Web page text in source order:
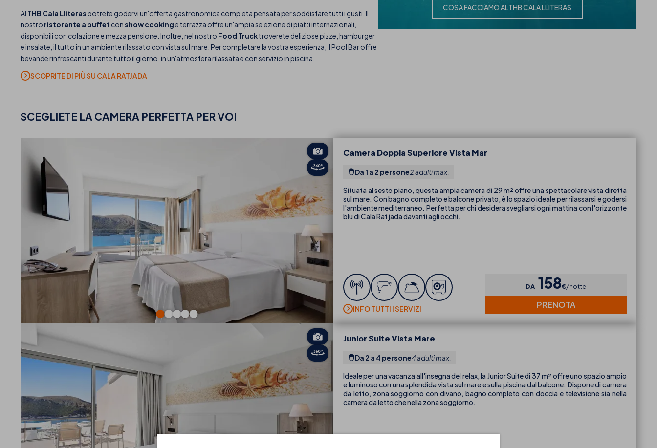
Al THB Cala Lliteraspotrete godervi un'offerta gastronomica completa pensata per soddisfare tutti i gusti. Il
nostro ristorante a buffet con show cookinge terrazza offre un'ampia selezione di piatti internazionali,
disponibili con colazione e mezza pensione. Inoltre, nel nostro Food Trucktroverete deliziose pizze, hamburger
e insalate, il tutto in un ambiente rilassato con vista sul mare. Per completare la vostra esperienza, il Pool Bar offre
bevande rinfrescanti durante tutto il giorno, in un'atmosfera rilassata e con servizio in piscina.
SCOPRITE DI PIÙ SU CALA RATJADA
COSA FACCIAMO AL THB CALA LLITERAS
SCEGLIETE LA CAMERA PERFETTA PER VOI
Camera Doppia Superiore Vista Mar
Da 1 a 2 persone2 adulti max.
Situata al sesto piano, questa ampia camera di 29 m² offre una spettacolare vista diretta
sul mare. Con bagno completo e balcone privato, è lo spazio ideale per rilassarsi e godersi
l'ambiente mediterraneo. Perfetta per chi desidera svegliarsi ogni mattina con l'orizzonte
blu di Cala Ratjada davanti agli occhi.
INFO TUTTI I SERVIZI
DA 158€ notte
PRENOTA
Junior Suite Vista Mare
Da 2 a 4 persone4 adulti max.
Ideale per una vacanza all'insegna del relax, la Junior Suite di 37 m² offre uno spazio ampio
e luminoso con una splendida vista sul mare e sulla piscina dal balcone. Dispone di camera
da letto, zona soggiorno con divano, bagno completo con doccia e televisione sia nella
camera da letto che nella zona soggiorno.